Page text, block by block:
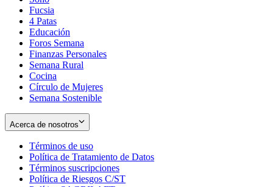
in
new
window
Fucsia
in
new
window
4 Patas
Educación
Foros Semana
Finanzas Personales
Semana Rural
Cocina
Círculo de Mujeres
Semana Sostenible
Acerca de nosotros
Términos de uso
in
new
window
Política de Tratamiento de Datos
Términos suscripciones
in
Política de Riesgos C/ST